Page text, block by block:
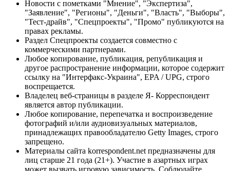
Новости с пометками "Мнение", "Экспертиза",
"Заявление", "Регионы", "Деньги", "Власть", "Выборы",
"Тест-драйв", "Спецпроекты", "Промо" публикуются на
правах рекламы.
Раздел Спецпроекты создается совместно с
коммерческими партнерами.
Любое копирование, публикация, републикация и
другое распространение информации, которое содержит
ссылку на "Интерфакс-Украина", EPA / UPG, строго
воспрещается.
Владелец веб-страницы в разделе Я- Корреспондент
является автор публикации.
Любое копирование, перепечатка и воспроизведение
фотографий и/или аудиовизуальных материалов,
принадлежащих правообладателю Getty Images, строго
запрещено.
Материалы сайта korrespondent.net предназначены для
лиц старше 21 года (21+). Участие в азартных играх
может вызвать игровую зависимость. Соблюдайте